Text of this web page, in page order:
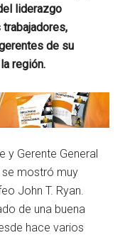
liderazgo
de su
región.
y Gerente General
se mostró muy
John T. Ryan.
de una buena
hace varios